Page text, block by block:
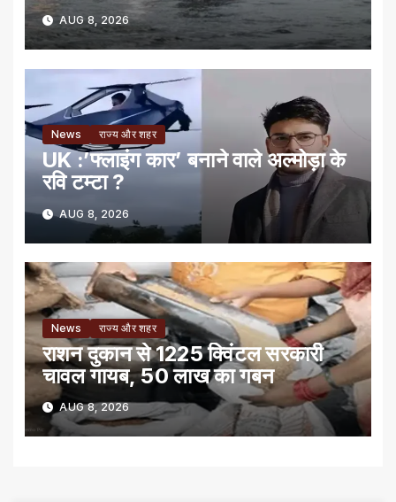
AUG 8, 2026
News राज्य और शहर
UK :’फ्लाइंग कार’ बनाने वाले अल्मोड़ा के
रवि टम्टा ?
AUG 8, 2026
News राज्य और शहर
राशन दुकान से 1225 क्विंटल सरकारी
चावल गायब, 50 लाख का गबन
AUG 8, 2026